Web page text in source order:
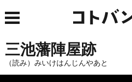
三池藩陣屋跡
（読み）みいけはんじんやあと